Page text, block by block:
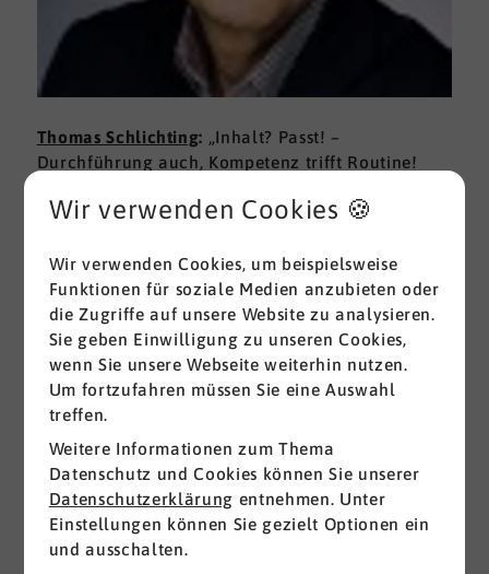
Thomas Schlichting: „Inhalt? Passt! –
Durchführung auch, Kompetenz trifft Routine!
Einblick, Praxisbeispiele, Geduld, Spiegeln, ‚Push
perfekte Timing. Zeitdruck? Absolut, weil es bei
aller Simplizität – das Konstrukt überzeugt
einfach – doch ein komplexes Thema ist, und weil
es Menschen, weil es um Liebe zum Detail geht.
Die dreifache Quintessenz: Zum einen, hier wird
inhaltlich der Beweis angetreten, dass das Prinzip
’so standardisiert wie möglich, aber so individuell
wie nötig‘ verstanden, angewandt, gelebt wird.
Zum anderen, der Dozent weiß definitiv, wovon er
spricht, führt souverän, auf Basis Kompetenz und
Routine, durch diese Schulung. Moderation? Hut
ab! Im Ergebnis, Danke, überdurchschnittliche
Wir verwenden Cookies 🍪
Wir verwenden Cookies, um beispielsweise
Funktionen für soziale Medien anzubieten oder
die Zugriffe auf unsere Website zu analysieren.
Sie geben Einwilligung zu unseren Cookies,
wenn Sie unsere Webseite weiterhin nutzen.
Um fortzufahren müssen Sie eine Auswahl
treffen.
Weitere Informationen zum Thema
Datenschutz und Cookies können Sie unserer
Datenschutzerklärung entnehmen. Unter
Einstellungen können Sie gezielt Optionen ein
und ausschalten.